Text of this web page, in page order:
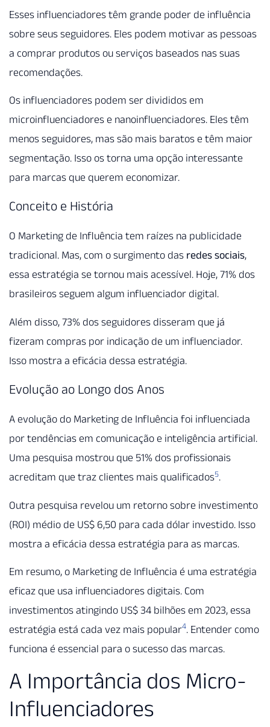
Esses influenciadores têm grande poder de influência
sobre seus seguidores. Eles podem motivar as pessoas
a comprar produtos ou serviços baseados nas suas
recomendações.
Os influenciadores podem ser divididos em
microinfluenciadores e nanoinfluenciadores. Eles têm
menos seguidores, mas são mais baratos e têm maior
segmentação. Isso os torna uma opção interessante
para marcas que querem economizar.
Conceito e História
O Marketing de Influência tem raízes na publicidade
tradicional. Mas, com o surgimento das redes sociais,
essa estratégia se tornou mais acessível. Hoje, 71% dos
brasileiros seguem algum influenciador digital.
Além disso, 73% dos seguidores disseram que já
fizeram compras por indicação de um influenciador.
Isso mostra a eficácia dessa estratégia.
Evolução ao Longo dos Anos
A evolução do Marketing de Influência foi influenciada
por tendências em comunicação e inteligência artificial.
Uma pesquisa mostrou que 51% dos profissionais
acreditam que traz clientes mais qualificados5.
Outra pesquisa revelou um retorno sobre investimento
(ROI) médio de US$ 6,50 para cada dólar investido. Isso
mostra a eficácia dessa estratégia para as marcas.
Em resumo, o Marketing de Influência é uma estratégia
eficaz que usa influenciadores digitais. Com
investimentos atingindo US$ 34 bilhões em 2023, essa
estratégia está cada vez mais popular4. Entender como
funciona é essencial para o sucesso das marcas.
A Importância dos Micro-
Influenciadores